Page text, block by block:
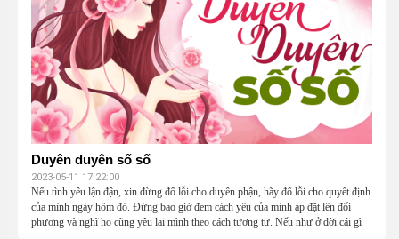
Duyên duyên số số
2023-05-11 17:22:00
Nếu tình yêu lận đận, xin đừng đổ lỗi cho duyên phận, hãy đổ lỗi cho quyết định
của mình ngày hôm đó. Đừng bao giờ đem cách yêu của mình áp đặt lên đối
phương và nghĩ họ cũng yêu lại mình theo cách tương tự. Nếu như ở đời cái gì